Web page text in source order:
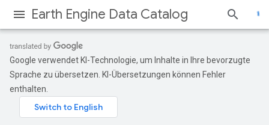
Earth Engine Data Catalog
Google verwendet KI-Technologie, um Inhalte in Ihre bevorzugte
Sprache zu übersetzen. KI-Übersetzungen können Fehler
enthalten.